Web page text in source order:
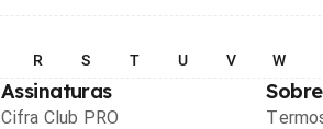
R S T U V W
Assinaturas
Cifra Club PRO